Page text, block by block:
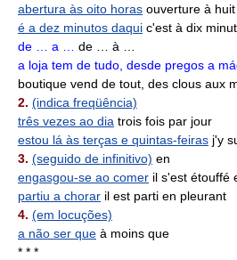
abertura às oito horas ouverture à
é a dez minutos daqui c'est à dix
de … a …
de … à …
a loja tem de tudo, desde pregos a
boutique vend de tout, des clous aux
2. (indica freqüência)
três vezes ao dia trois fois par jour
estou lá às terças e quintas-feiras j'y
3. (seguido de infinitivo) en
engasgou-se ao comer il s'est étouffé
partiu a chorar il est parti en pleurant
4. (em locuções)
a não ser que à moins que
* * *